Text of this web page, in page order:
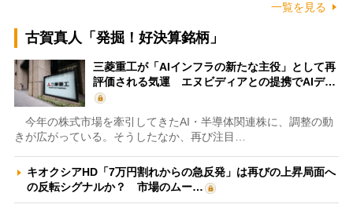
一覧を見る
古賀真人「発掘！好決算銘柄」
三菱重工が「AIインフラの新たな主役」として再
評価される気運 エヌビディアとの提携でAIデ…
今年の株式市場を牽引してきたAI・半導体関連株に、調整の動
きが広がっている。そうしたなか、再び注目…
キオクシアHD「7万円割れからの急反発」は再びの上昇局面へ
の反転シグナルか？ 市場のムー…